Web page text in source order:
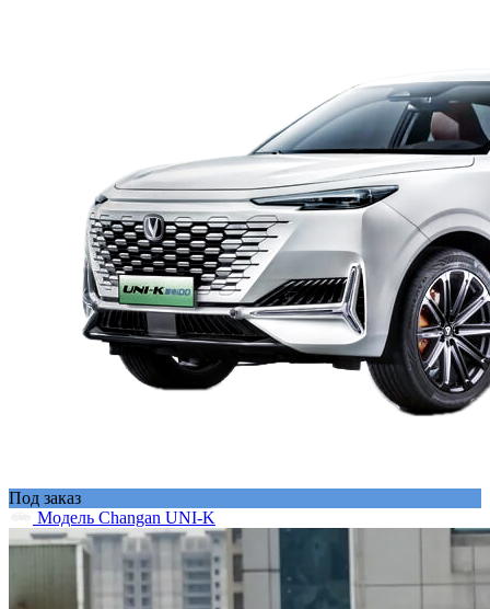
Под заказ
Модель Changan UNI-K